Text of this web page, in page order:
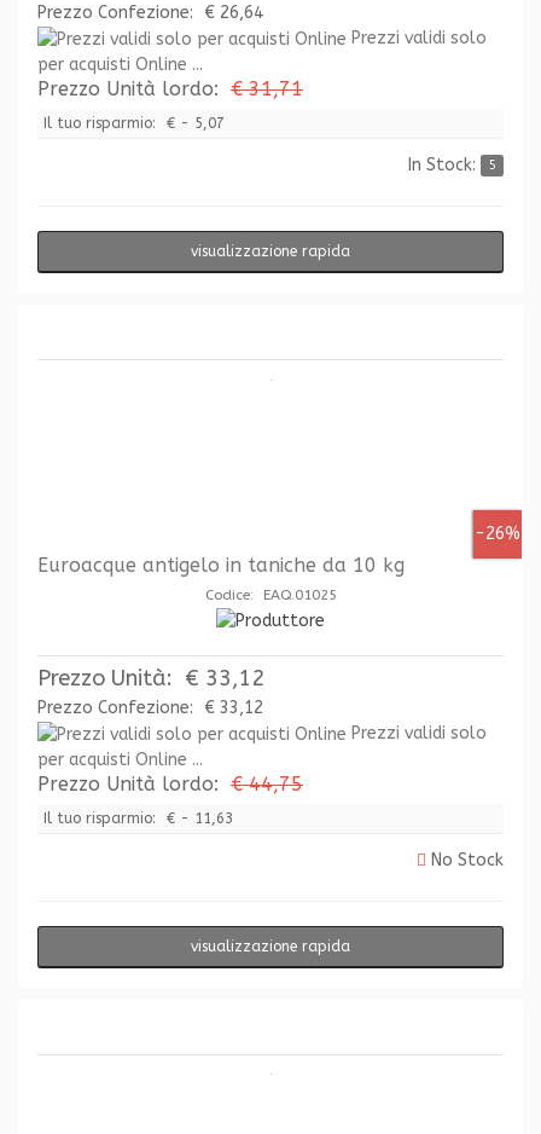
Prezzo Confezione:
€ 26,64
Prezzi validi solo
per acquisti Online ...
Prezzo Unità lordo: € 31,71
Il tuo risparmio: € - 5,07
In Stock: 5
visualizzazione rapida
-26%
Euroacque antigelo in taniche da 10 kg
Codice: EAQ.01025
Prezzo Unità: € 33,12
Prezzo Confezione:
€ 33,12
Prezzi validi solo
per acquisti Online ...
Prezzo Unità lordo: € 44,75
Il tuo risparmio: € - 11,63
No Stock
visualizzazione rapida